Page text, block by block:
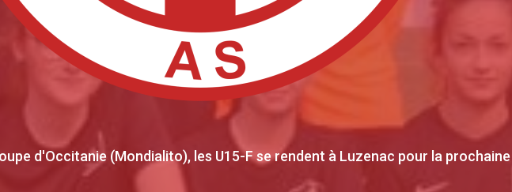
d'Occitanie (Mondialito), les U15-F se rendent à Luzenac pour la